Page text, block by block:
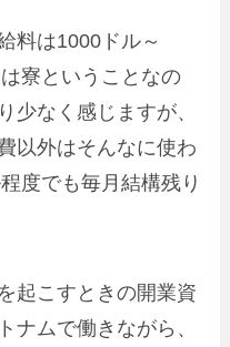
料は1000ドル～
寮ということなの
少なく感じますが、
以外はそんなに使わ
度でも毎月結構残り
起こすときの開業資
ナムで働きながら、